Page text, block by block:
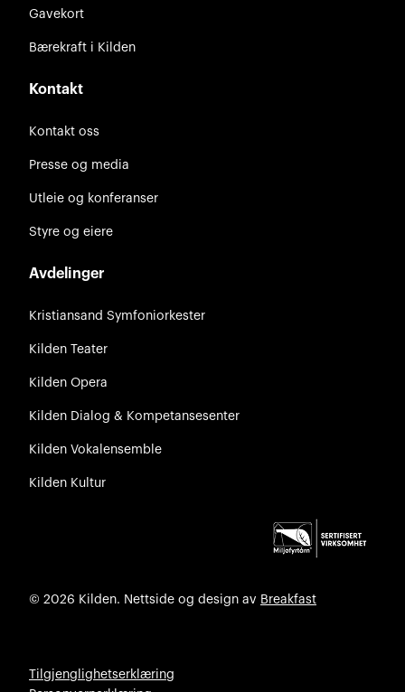
Gavekort
Bærekraft i Kilden
Kontakt
Kontakt oss
Presse og media
Utleie og konferanser
Styre og eiere
Avdelinger
Kristiansand Symfoniorkester
Kilden Teater
Kilden Opera
Kilden Dialog & Kompetansesenter
Kilden Vokalensemble
Kilden Kultur
© 2026 Kilden. Nettside og design av Breakfast
Tilgjenglighetserklæring